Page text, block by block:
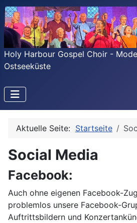
Holy Harbour Gospel Choir -
Ostseeküste
Aktuelle Seite: Startseite
Social Media
Facebook:
Auch ohne eigenen Facebook-
problemlos unsere Facebook-
Auftrittsbildern und